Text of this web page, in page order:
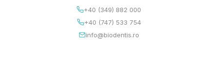
+40 (349) 882 000
+40 (747) 533 754
info@biodentis.ro